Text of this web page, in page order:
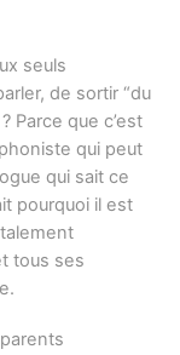
seuls
de sortir “du
Parce que c’est
qui peut
qui sait ce
pourquoi il est
tous ses